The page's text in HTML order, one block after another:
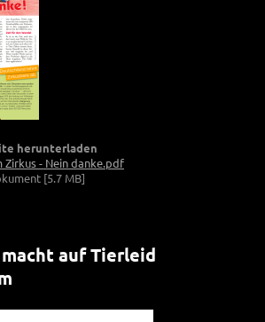
herunterladen
Zirkus - Nein danke.pdf
[5.7 MB]
auf Tierleid